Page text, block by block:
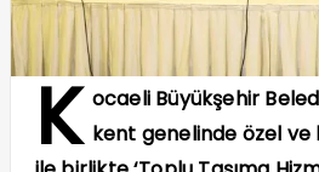
K ocaeli Büyükşehir
kent genelinde özel